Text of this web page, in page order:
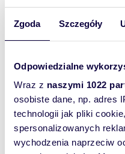
Zgoda Szczegóły
Odpowiedzialne
Wraz z naszymi 1022
osobiste dane, np. adres
technologii jak pliki
spersonalizowanych
wychodzenia naprzeciw
77 441